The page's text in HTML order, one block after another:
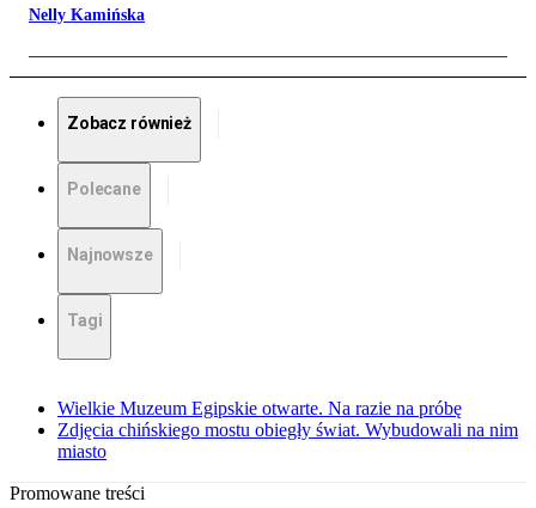
Nelly Kamińska
Zobacz również
Polecane
Najnowsze
Tagi
Wielkie Muzeum Egipskie otwarte. Na razie na próbę
Zdjęcia chińskiego mostu obiegły świat. Wybudowali na nim
miasto
Promowane treści